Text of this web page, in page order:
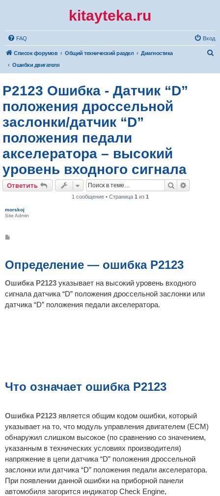
kitayteka.ru
FAQ Вход
Список форумов Общий технический раздел
Диагностика
Ошибки двигателя
P2123 Ошибка - Датчик “D”
положения дроссельной
заслонки/датчик “D”
положения педали
акселератора – высокий
уровень входного сигнала
Ответить Поиск
1 сообщение • Страница 1 из 1
morskoj
Site Admin
щ
е
е
Определение — ошибка P2123
Ошибка P2123 указывает на высокий уровень входного
сигнала датчика “D” положения дроссельной заслонки или
датчика “D” положения педали акселератора.
Что означает ошибка P2123
Ошибка P2123 является общим кодом ошибки, который
указывает на то, что модуль управления двигателем (ECM)
обнаружил слишком высокое (по сравнению со значением,
указанным в технических условиях производителя)
напряжение в цепи датчика “D” положения дроссельной
заслонки или датчика “D” положения педали акселератора.
При появлении данной ошибки на приборной панели
автомобиля загорится индикатор Check Engine,